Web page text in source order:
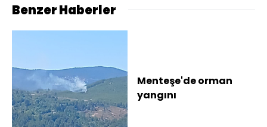
Benzer Haberler
Menteşe'de orman
yangını